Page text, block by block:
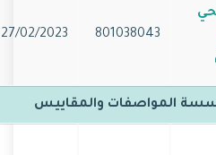
801038043
27/02/2023
المواصفات والمقاييس